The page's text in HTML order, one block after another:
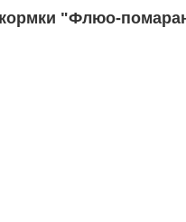
"Флюо-